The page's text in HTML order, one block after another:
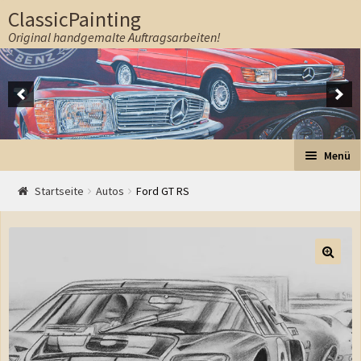
ClassicPainting
Original handgemalte Auftragsarbeiten!
Menü
Start
Ablauf
Startseite Autos Ford GT RS